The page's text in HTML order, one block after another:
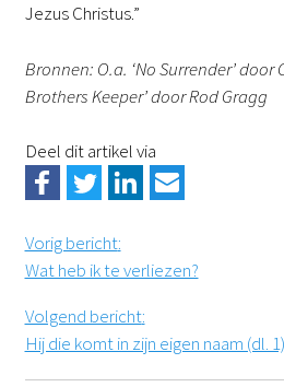
Jezus Christus.”
Bronnen: O.a. ‘No Surrender’ door
Brothers Keeper’ door Rod Gragg
Deel dit artikel via
Vorig bericht:
Wat heb ik te verliezen?
Volgend bericht:
Hij die komt in zijn eigen naam (dl. 1)